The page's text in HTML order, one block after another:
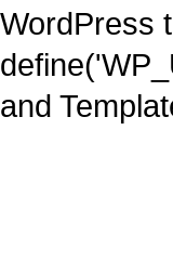
WordPress
and